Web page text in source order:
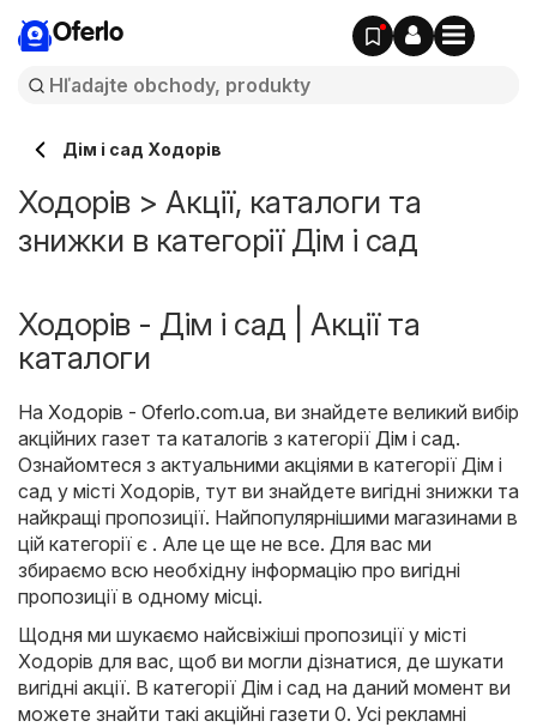
Oferlo
Дім і сад Ходорів
Ходорів > Акції, каталоги та
знижки в категорії Дім і сад
Ходорів - Дім і сад | Акції та
каталоги
На Ходорів - Oferlo.com.ua, ви знайдете великий вибір
акційних газет та каталогів з категорії Дім і сад.
Ознайомтеся з актуальними акціями в категорії Дім і
сад у місті Ходорів, тут ви знайдете вигідні знижки та
найкращі пропозиції. Найпопулярнішими магазинами в
цій категорії є . Але це ще не все. Для вас ми
збираємо всю необхідну інформацію про вигідні
пропозиції в одному місці.
Щодня ми шукаємо найсвіжіші пропозиції у місті
Ходорів для вас, щоб ви могли дізнатися, де шукати
вигідні акції. В категорії Дім і сад на даний момент ви
можете знайти такі акційні газети 0. Усі рекламні